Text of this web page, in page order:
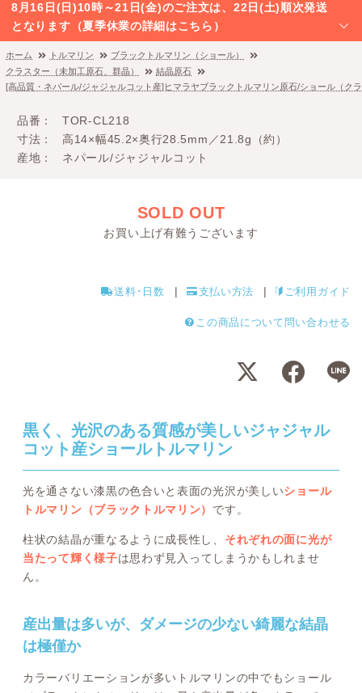
8月16日(日)10時～21日(金)のご注文は、22日(土)順次発送
となります（夏季休業の詳細はこちら）
ホーム トルマリン
ブラックトルマリン（ショール）
クラスター（未加工原石、群晶）
結晶原石
[高品質・ネパール/ジャジャルコット産]ヒマラヤブラックトルマリン原石/ショール（ク
品番
TOR-CL218
寸法
高14×幅45.2×奥行28.5mm／21.8g（約）
産地
ネパール/ジャジャルコット
SOLD OUT
お買い上げ有難うございます
送料･日数 支払い方法 ご利用ガイド
この商品について問い合わせる
黒く、光沢のある質感が美しいジャジャル
コット産ショールトルマリン
光を通さない漆黒の色合いと表面の光沢が美しいショール
トルマリン（ブラックトルマリン） です。
柱状の結晶が重なるように成長性し、 それぞれの面に光が
当たって輝く様子は思わず見入ってしまうかもしれませ
ん。
産出量は多いが、ダメージの少ない綺麗な結晶
は極僅か
カラーバリエーションが多いトルマリンの中でもショール